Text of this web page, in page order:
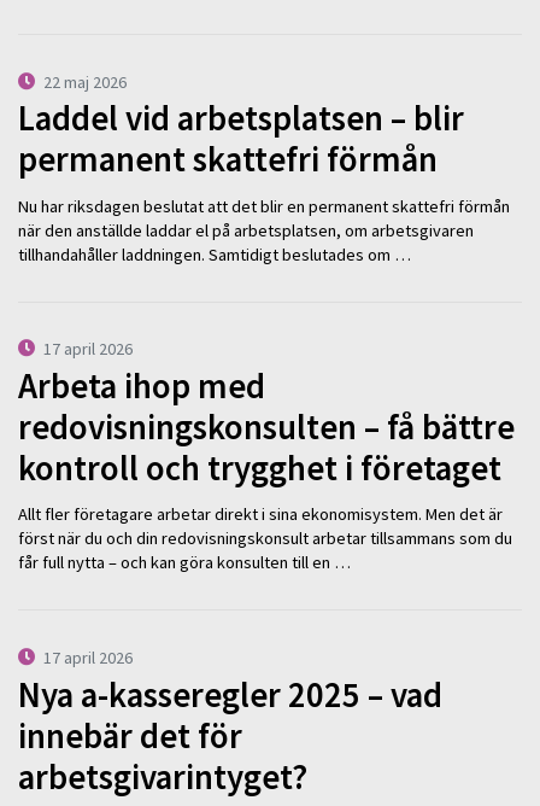
22 maj 2026
Laddel vid arbetsplatsen – blir
permanent skattefri förmån
Nu har riksdagen beslutat att det blir en permanent skattefri förmån
när den anställde laddar el på arbetsplatsen, om arbetsgivaren
tillhandahåller laddningen. Samtidigt beslutades om …
17 april 2026
Arbeta ihop med
redovisningskonsulten – få bättre
kontroll och trygghet i företaget
Allt fler företagare arbetar direkt i sina ekonomisystem. Men det är
först när du och din redovisningskonsult arbetar tillsammans som du
får full nytta – och kan göra konsulten till en …
17 april 2026
Nya a-kasseregler 2025 – vad
innebär det för
arbetsgivarintyget?